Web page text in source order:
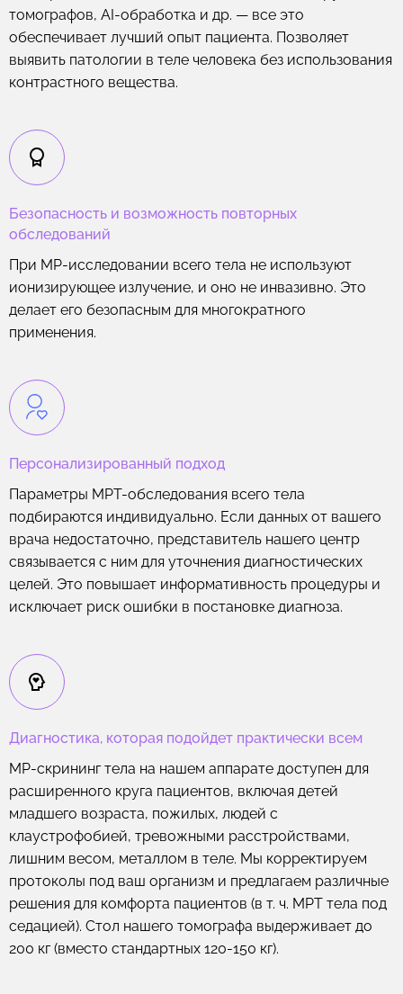
томографов, AI-обработка и др. — все это
обеспечивает лучший опыт пациента. Позволяет
выявить патологии в теле человека без использования
контрастного вещества.
Безопасность и возможность повторных
обследований
При МР-исследовании всего тела не используют
ионизирующее излучение, и оно не инвазивно. Это
делает его безопасным для многократного
применения.
Персонализированный подход
Параметры МРТ-обследования всего тела
подбираются индивидуально. Если данных от вашего
врача недостаточно, представитель нашего центр
связывается с ним для уточнения диагностических
целей. Это повышает информативность процедуры и
исключает риск ошибки в постановке диагноза.
Диагностика, которая подойдет практически всем
МР-скрининг тела на нашем аппарате доступен для
расширенного круга пациентов, включая детей
младшего возраста, пожилых, людей с
клаустрофобией, тревожными расстройствами,
лишним весом, металлом в теле. Мы корректируем
протоколы под ваш организм и предлагаем различные
решения для комфорта пациентов (в т. ч. МРТ тела под
седацией). Стол нашего томографа выдерживает до
200 кг (вместо стандартных 120-150 кг).